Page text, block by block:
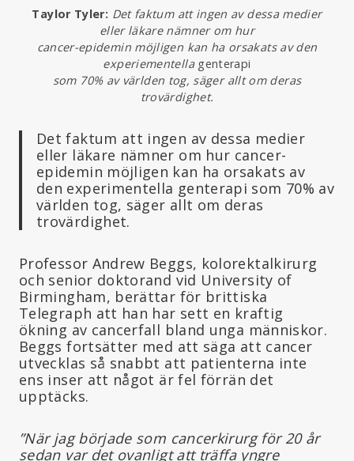
Taylor Tyler: Det faktum att ingen av dessa medier
eller läkare nämner om hur
cancer-epidemin möjligen kan ha orsakats av den
experiementella genterapi
som 70% av världen tog, säger allt om deras
trovärdighet.
Det faktum att ingen av dessa medier
eller läkare nämner om hur cancer-
epidemin möjligen kan ha orsakats av
den experimentella genterapi som 70% av
världen tog, säger allt om deras
trovärdighet.
Professor Andrew Beggs, kolorektalkirurg
och senior doktorand vid University of
Birmingham, berättar för brittiska
Telegraph att han har sett en kraftig
ökning av cancerfall bland unga människor.
Beggs fortsätter med att säga att cancer
utvecklas så snabbt att patienterna inte
ens inser att något är fel förrän det
upptäcks.
”När jag började som cancerkirurg för 20 år
sedan var det ovanligt att träffa yngre